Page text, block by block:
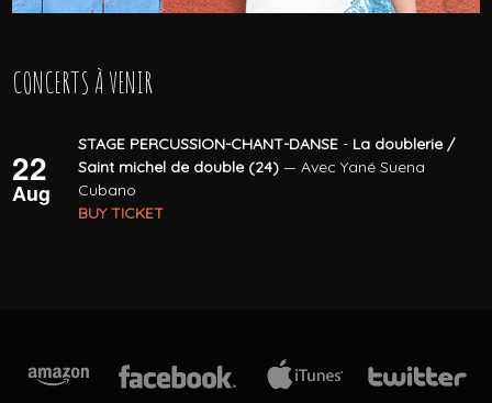
CONCERTS À VENIR
22
Aug
STAGE PERCUSSION-CHANT-DANSE - La doublerie /
Saint michel de double (24) — Avec Yané Suena
Cubano
BUY TICKET